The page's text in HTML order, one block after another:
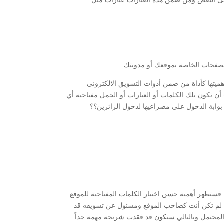
الخاصة بموقعك أو مدونتك.
كأداة من ضمن أدوات التسويق الالكتروني
تلك الكلمات أو العبارات أو الجمل مفتاحية أي
الدخول على مصراعيها لدخول الزائرين؟؟
أهمية حسن اختيار الكلمات المفتاحية للموقع
لم تكن أنت كصاحب الموقع ومسئول عن تسويقه قد
المحتمل وبالتالي ستكون قد فقدت شريحة مهمة جداً